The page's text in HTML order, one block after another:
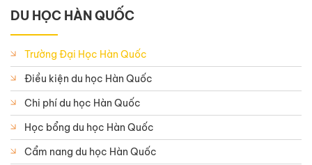
DU HỌC HÀN QUỐC
Trường Đại Học Hàn Quốc
Điều kiện du học Hàn Quốc
Chi phí du học Hàn Quốc
Học bổng du học Hàn Quốc
Cẩm nang du học Hàn Quốc